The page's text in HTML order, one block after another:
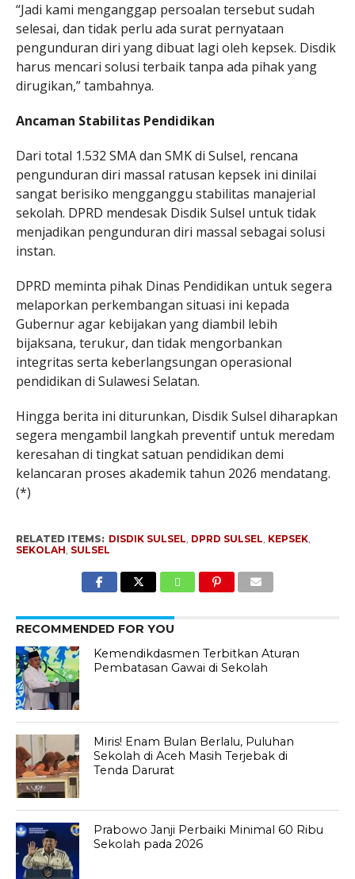
“Jadi kami menganggap persoalan tersebut sudah
selesai, dan tidak perlu ada surat pernyataan
pengunduran diri yang dibuat lagi oleh kepsek. Disdik
harus mencari solusi terbaik tanpa ada pihak yang
dirugikan,” tambahnya.
Ancaman Stabilitas Pendidikan
Dari total 1.532 SMA dan SMK di Sulsel, rencana
pengunduran diri massal ratusan kepsek ini dinilai
sangat berisiko mengganggu stabilitas manajerial
sekolah. DPRD mendesak Disdik Sulsel untuk tidak
menjadikan pengunduran diri massal sebagai solusi
instan.
DPRD meminta pihak Dinas Pendidikan untuk segera
melaporkan perkembangan situasi ini kepada
Gubernur agar kebijakan yang diambil lebih
bijaksana, terukur, dan tidak mengorbankan
integritas serta keberlangsungan operasional
pendidikan di Sulawesi Selatan.
Hingga berita ini diturunkan, Disdik Sulsel diharapkan
segera mengambil langkah preventif untuk meredam
keresahan di tingkat satuan pendidikan demi
kelancaran proses akademik tahun 2026 mendatang.
(*)
RELATED ITEMS: DISDIK SULSEL, DPRD SULSEL, KEPSEK,
SEKOLAH, SULSEL
RECOMMENDED FOR YOU
Kemendikdasmen Terbitkan Aturan
Pembatasan Gawai di Sekolah
Miris! Enam Bulan Berlalu, Puluhan
Sekolah di Aceh Masih Terjebak di
Tenda Darurat
Prabowo Janji Perbaiki Minimal 60 Ribu
Sekolah pada 2026